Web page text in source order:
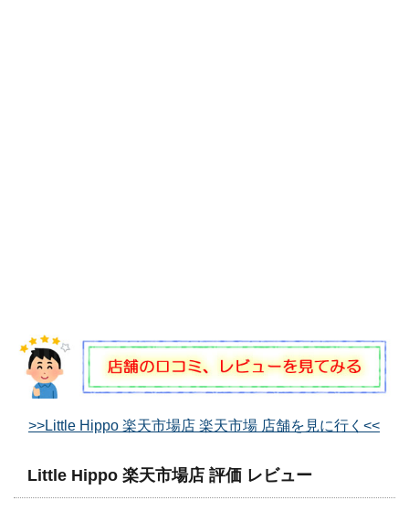
>>Little Hippo 楽天市場店 楽天市場 店舗を見に行く<<
Little Hippo 楽天市場店 評価 レビュー